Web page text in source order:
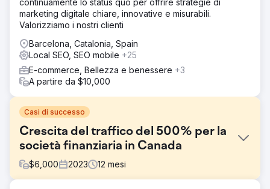
continuamente lo status quo per offrire strategie di
marketing digitale chiare, innovative e misurabili.
Valorizziamo i nostri clienti
Barcelona, Catalonia, Spain
Local SEO, SEO mobile +25
E-commerce, Bellezza e benessere +3
A partire da $10,000
Casi di successo
Crescita del traffico del 500% per la
società finanziaria in Canada
$6,000 2023 12 mesi